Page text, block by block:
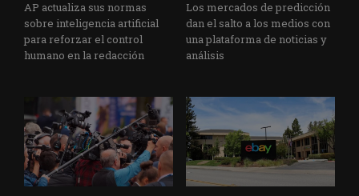
AP actualiza sus normas
sobre inteligencia artificial
para reforzar el control
humano en la redacción
Los mercados de predicción
dan el salto a los medios con
una plataforma de noticias y
análisis